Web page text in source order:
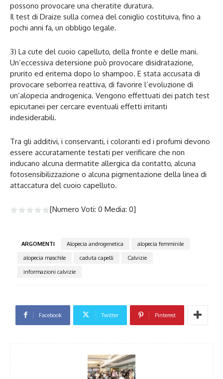
possono provocare una cheratite duratura.
Il test di Draize sulla cornea del coniglio costituiva, fino a
pochi anni fa, un obbligo legale.
3) La cute del cuoio capelluto, della fronte e delle mani.
Un’eccessiva detersione può provocare disidratazione,
prurito ed eritema dopo lo shampoo. E stata accusata di
provocare seborrea reattiva, di favorire l’evoluzione di
un’alopecia androgenica. Vengono effettuati dei patch test
epicutanei per cercare eventuali effetti irritanti
indesiderabili.
Tra gli additivi, i conservanti, i coloranti ed i profumi devono
essere accuratamente testati per verificare che non
inducano alcuna dermatite allergica da contatto, alcuna
fotosensibilizzazione o alcuna pigmentazione della linea di
attaccatura del cuoio capelluto.
[Numero Voti: 0 Media: 0]
ARGOMENTI Alopecia androgenetica
alopecia femminile
alopecia maschile
caduta capelli
Calvizie
informazioni calvizie
Facebook Twitter Pinterest